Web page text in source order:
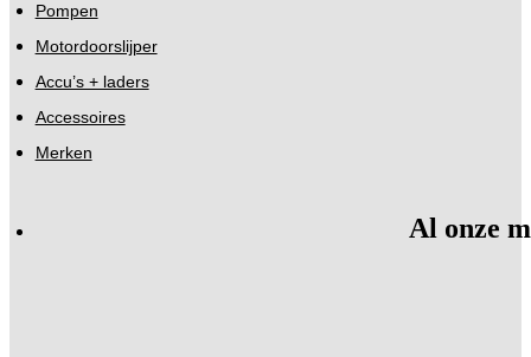
Pompen
Motordoorslijper
Accu’s + laders
Accessoires
Merken
Al onze